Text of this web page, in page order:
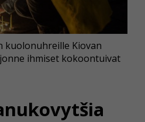
kuolonuhreille Kiovan
ihmiset kokoontuivat